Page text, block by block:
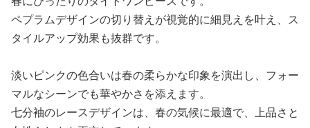
ペプラムデザインの切り替えが視覚的に細見えを叶え、ス
タイルアップ効果も抜群です。
淡いピンクの色合いは春の柔らかな印象を演出し、フォー
マルなシーンでも華やかさを添えます。
七分袖のレースデザインは、春の気候に最適で、上品さと